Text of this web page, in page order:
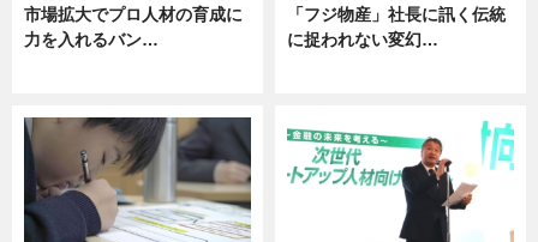
市場拡大でプロ人材の育成に
力を入れるバン…
「フジ物産」社長に訊く伝統
に捉われない変幻…